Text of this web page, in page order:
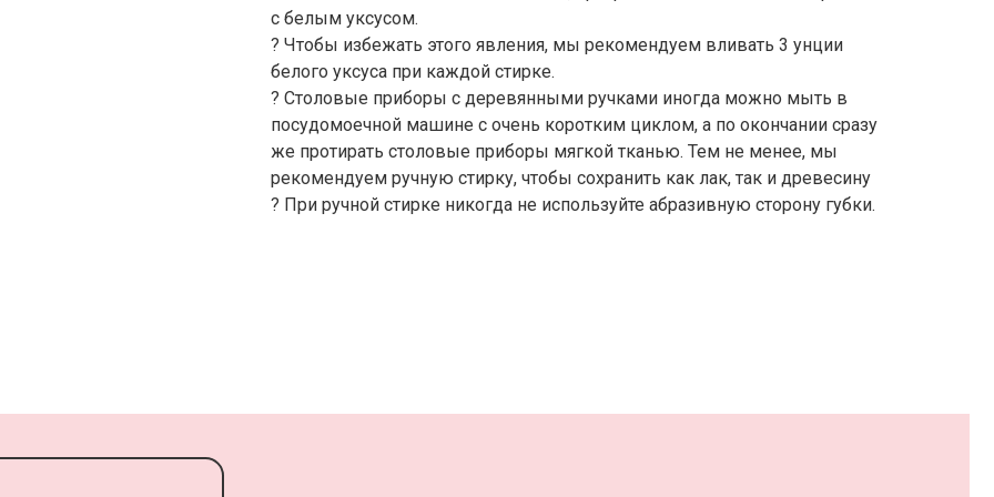
с белым уксусом.
? Чтобы избежать этого явления, мы рекомендуем вливать 3 унции
белого уксуса при каждой стирке.
? Столовые приборы с деревянными ручками иногда можно мыть в
посудомоечной машине с очень коротким циклом, а по окончании сразу
же протирать столовые приборы мягкой тканью. Тем не менее, мы
рекомендуем ручную стирку, чтобы сохранить как лак, так и древесину
? При ручной стирке никогда не используйте абразивную сторону губки.